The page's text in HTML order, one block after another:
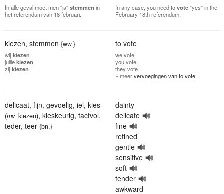
In alle geval moet men "ja"stemmen in
het referendum van 18 februari.
In any case, you need tovote"yes" in the
February 18th referendum.
kiezen, stemmen {ww.} to vote
wijkiezen
julliekiezen
zijkiezen
wevote
youvote
they vote
» meervervoegingen van to vote
delicaat, fijn, gevoelig, iel, kies
(mv. kiezen), kieskeurig, tactvol,
teder, teer {bn.}
dainty
delicate
fine
refined
gentle
sensitive
soft
tender
awkward